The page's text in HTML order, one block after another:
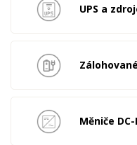
UPS a
Měniče DC-